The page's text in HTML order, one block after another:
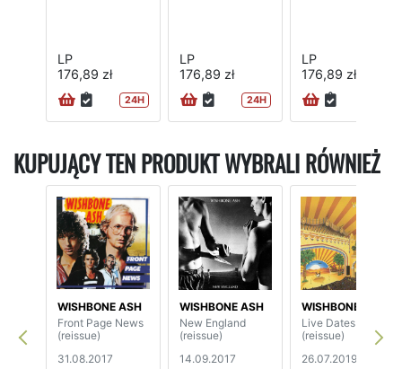
LP
176,89 zł
24H
LP
176,89 zł
24H
LP
176,89 zł
KUPUJĄCY TEN PRODUKT WYBRALI RÓWNIEŻ
WISHBONE ASH
Front Page News
(reissue)
31.08.2017
WISHBONE ASH
New England
(reissue)
14.09.2017
WISHBONE ASH
Live Dates II
(reissue)
26.07.2019